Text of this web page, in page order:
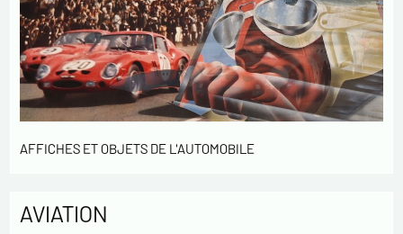
AFFICHES ET OBJETS DE L'AUTOMOBILE
AVIATION